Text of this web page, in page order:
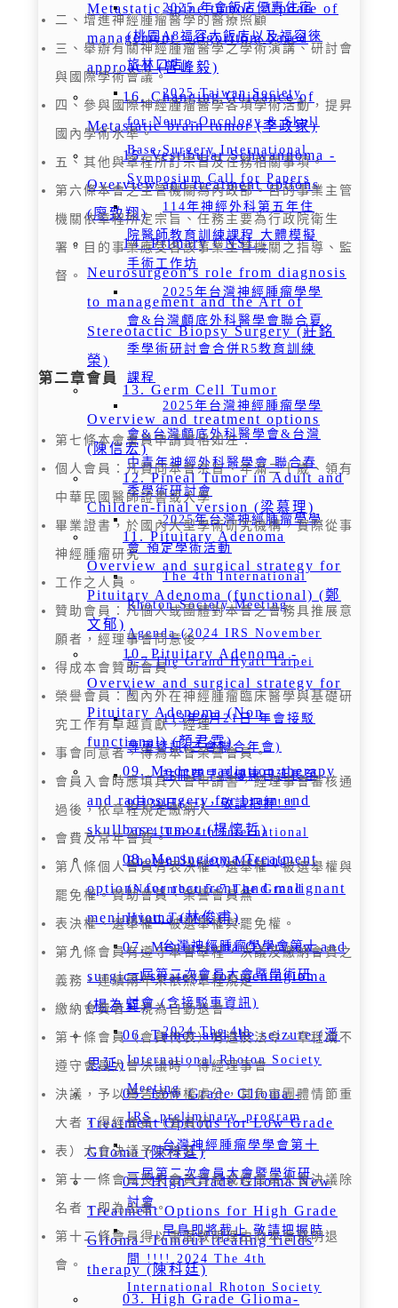
2025 年會飯店優惠住宿
(桃園A8福容大飯店以及福容徠
旅林口店)
2025 Taiwan Society
for Neuro-Oncology & Skull
Base Surgery International
Symposium Call for Papers
114年神經外科第五年住
院醫師教育訓練課程 大體模擬
手術工作坊
2025年台灣神經腫瘤學學
會&台灣顱底外科醫學會聯合夏
季學術研討會合併R5教育訓練
課程
2025年台灣神經腫瘤學學
會&台灣顱底外科醫學會&台灣
中青年神經外科醫學會 聯合春
季學術研討會
2025年台灣神經腫瘤學學
會 預定學術活動
The 4th International
Rhoton Society Meeting
Agenda (2024 IRS November
5-7 The Grand Hyatt Taipei
)
113年9月21日 年會接駁
專車資訊(三會聯合年會)
註冊費早鳥優惠日延長至
9月30日(一)，敬請把握!!!
2024 The 4th International
Rhoton Society Meeting
(November 5-7 The Grand
Hyatt Taipei )
台灣神經腫瘤學學會第十
一屆第二次會員大會暨學術研
討會 (含接駁車資訊)
2024 The 4th
International Rhoton Society
Meeting
IRS_preliminary_program
台灣神經腫瘤學學會第十
一屆第二次會員大會暨學術研
討會
早鳥即將截止 敬請把握時
間 !!!! 2024 The 4th
International Rhoton Society
Metastatic spine tumor _Update of
management - algorithm based
approach (曾峰毅)
16. Changing Guidance of
Metastatic brain tumor (李政家)
15. Vestibular Schwannoma -
Overview and treatment options
(廖致翔)
14. Primary CNSL -
Neurosurgeon's role from diagnosis
to management and the Art of
Stereotactic Biopsy Surgery (莊銘
榮)
13. Germ Cell Tumor
Overview and treatment options
(陳信宏)
12. Pineal Tumor in Adult and
Children-final version (梁慕理)
11. Pituitary Adenoma
Overview and surgical strategy for
Pituitary Adenoma (functional) (鄭
文郁)
10. Pituitary Adenoma -
Overview and surgical strategy for
Pituitary Adenoma (Non-
functional) (顏君霖)
09. Modern radiation therapy
and radiosurgery for brain and
skullbase tumor (楊懷哲)
08. Meningioma Treatment
options for recurrent and malignant
meningioma (林俊甫)
07. Meningioma Overview and
surgical strategy for meningioma
(楊為巽)
06. Tumor and the seizure (潘
思延)
05. Low Grade Glioma -
Treatment Options for Low Grade
Glioma (陳科廷)
04. High Grade Glioma New
Treatment Options for High Grade
Glioma- Tumour treating fields
therapy (陳科廷)
03. High Grade Glioma-
二、增進神經腫瘤醫學的醫療照顧
三、舉辦有關神經腫瘤醫學之學術演講、研討會
與國際學術會議。
四、參與國際神經腫瘤醫學各項學術活動，提昇
國內學術水準。
五、其他與章程所訂宗旨及任務相關事項。
第六條本會之主管機關為內政部。目的事業主管
機關依章程所定宗旨、任務主要為行政院衛生
署。目的事業應受各該事業主管機關之指導、監
督。
第二章會員
第七條本會會員申請資格如左：
個人會員：凡贊同本會宗旨、年滿二十歲、領有
中華民國醫師證書或大學
畢業證書，於國內大型學術研究機構，實際從事
神經腫瘤研究
工作之人員。
贊助會員：凡個人或團體對本會之會務具推展意
願者，經理事會同意後，
得成本會贊助會員。
榮譽會員：國內外在神經腫瘤臨床醫學與基礎研
究工作有卓越貢獻，經理
事會同意者，得為本會榮譽會員。
會員入會時應填具入會申請書，經理事會審核通
過後，依章程規定繳納入
會費及常年會費。
第八條個人會員有表決權、選舉權、被選舉權與
罷免權。贊助會員、榮譽會員無
表決權、選舉權、被選舉權與罷免權。
第九條會員有遵守本會章程、決議及繳納會費之
義務，連續兩年未依照章程規定
繳納會費者，視為自動退會。
第十條會員（會員代表）有違反法令，章程或不
遵守會員大會決議時，得經理事會
決議，予以警告或停權處分，其危害團體情節重
大者，得經會員（會員代
表）大會決議予以除名。
第十一條會員喪失會員資格或經會員大會決議除
名者，即為出會。
第十二條會員得以書面敘明理由向本會聲明退
會。